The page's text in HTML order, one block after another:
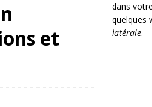
DROIT
et
dans
quelques
latérale.